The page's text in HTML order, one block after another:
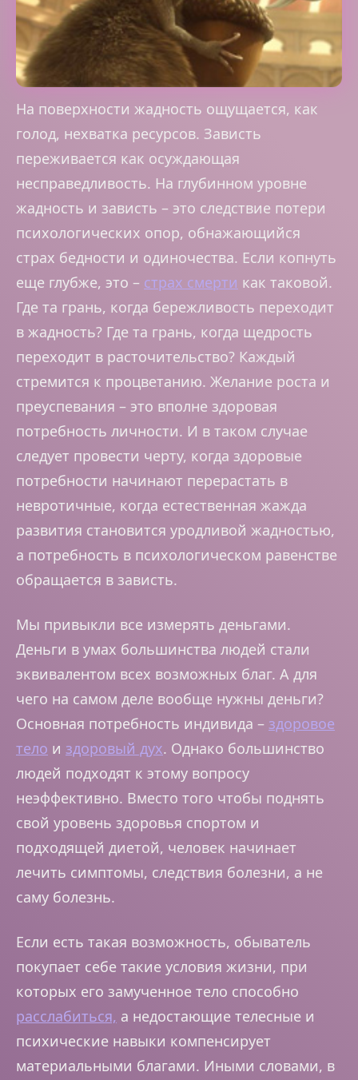
На поверхности жадность ощущается, как
голод, нехватка ресурсов. Зависть
переживается как осуждающая
несправедливость. На глубинном уровне
жадность и зависть – это следствие потери
психологических опор, обнажающийся
страх бедности и одиночества. Если копнуть
еще глубже, это – страх смерти как таковой.
Где та грань, когда бережливость переходит
в жадность? Где та грань, когда щедрость
переходит в расточительство? Каждый
стремится к процветанию. Желание роста и
преуспевания – это вполне здоровая
потребность личности. И в таком случае
следует провести черту, когда здоровые
потребности начинают перерастать в
невротичные, когда естественная жажда
развития становится уродливой жадностью,
а потребность в психологическом равенстве
обращается в зависть.
Мы привыкли все измерять деньгами.
Деньги в умах большинства людей стали
эквивалентом всех возможных благ. А для
чего на самом деле вообще нужны деньги?
Основная потребность индивида – здоровое
тело и здоровый дух. Однако большинство
людей подходят к этому вопросу
неэффективно. Вместо того чтобы поднять
свой уровень здоровья спортом и
подходящей диетой, человек начинает
лечить симптомы, следствия болезни, а не
саму болезнь.
Если есть такая возможность, обыватель
покупает себе такие условия жизни, при
которых его замученное тело способно
расслабиться, а недостающие телесные и
психические навыки компенсирует
материальными благами. Иными словами, в